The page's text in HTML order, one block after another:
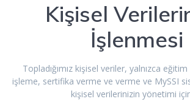
Kişisel
İşlenmesi
Topladığımız kişisel veriler, yalnızca
işleme, sertifika verme ve verme ve MySSI
kişisel verilerinizin yönetimi